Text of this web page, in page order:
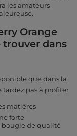
les amateurs
Orange
trouver dans
que dans la
tardez pas à profiter
matières
forte
de qualité